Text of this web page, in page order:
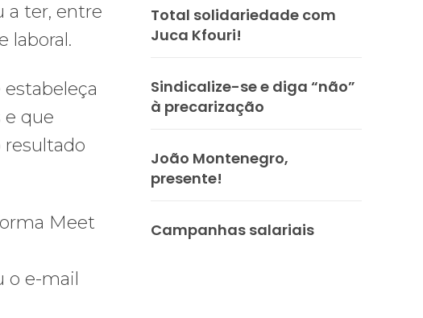
a ter, entre
laboral.
e que
resultado
Meet
o e-mail
Total solidariedade com
Juca Kfouri!
Sindicalize-se e diga “não”
à precarização
João Montenegro,
presente!
Campanhas salariais